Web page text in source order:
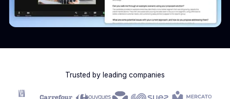
Trusted by leading companies